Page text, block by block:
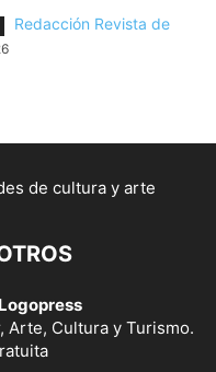
Redacción Revista de
Arte, Cultura y Turismo.